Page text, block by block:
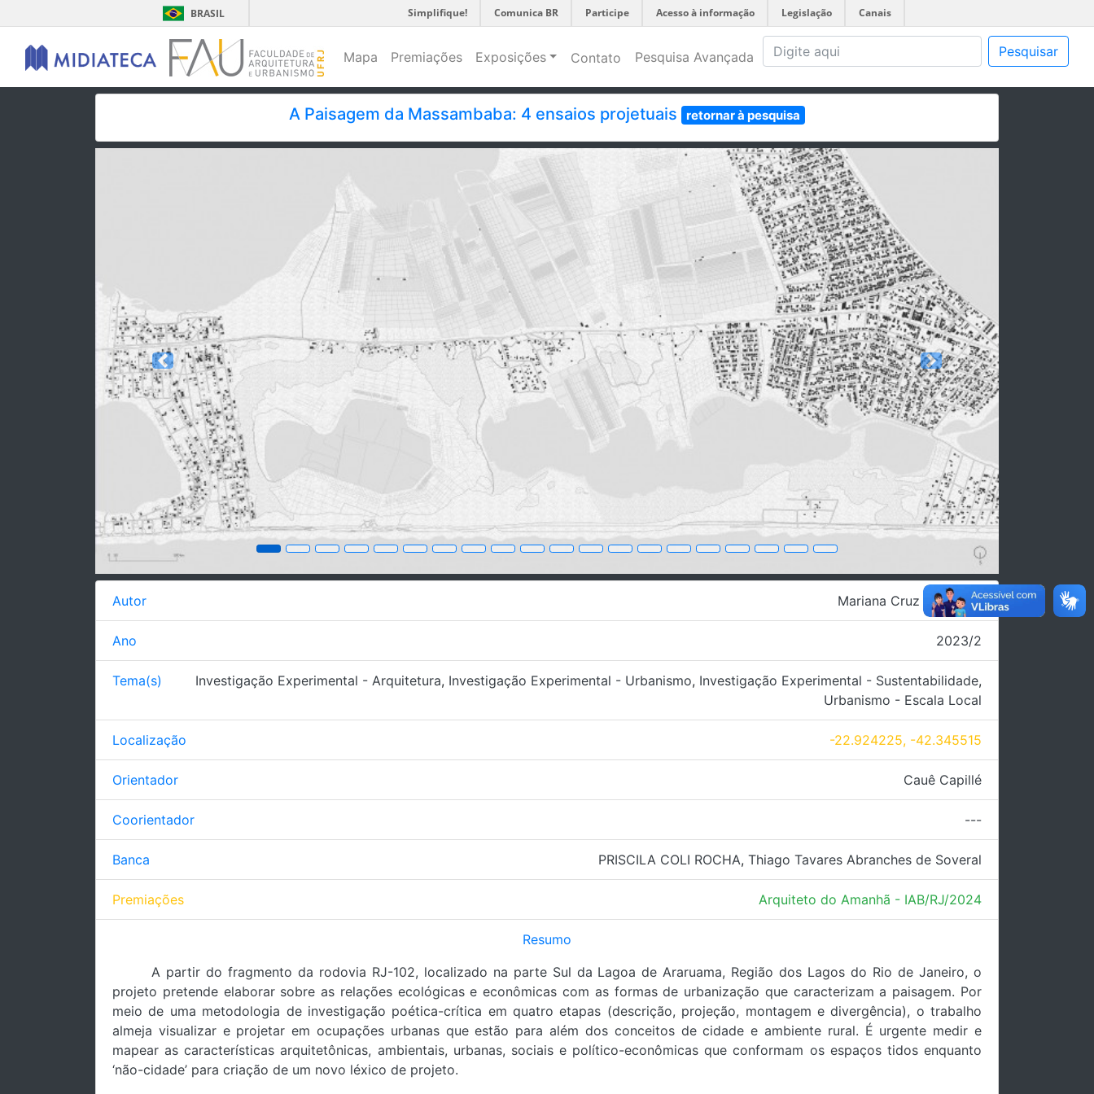
BRASIL Simplifique! Comunica BR Participe Acesso à informação Legislação Canais
Mapa Premiações Exposições Contato Pesquisa Avançada Pesquisar
A Paisagem da Massambaba: 4 ensaios projetuais retornar à pesquisa
Previous Next
Autor Mariana Cruz de Souza
Ano 2023/2
Tema(s) Investigação Experimental - Arquitetura, Investigação Experimental - Urbanismo, Investigação Experimental - Sustentabilidade,
Urbanismo - Escala Local
Localização -22.924225, -42.345515
Orientador Cauê Capillé
Coorientador ---
Banca PRISCILA COLI ROCHA, Thiago Tavares Abranches de Soveral
Premiações Arquiteto do Amanhã - IAB/RJ/2024
Resumo
A partir do fragmento da rodovia RJ-102, localizado na parte Sul da Lagoa de Araruama, Região dos Lagos do Rio de Janeiro, o
projeto pretende elaborar sobre as relações ecológicas e econômicas com as formas de urbanização que caracterizam a paisagem. Por
meio de uma metodologia de investigação poética-crítica em quatro etapas (descrição, projeção, montagem e divergência), o trabalho
almeja visualizar e projetar em ocupações urbanas que estão para além dos conceitos de cidade e ambiente rural. É urgente medir e
mapear as características arquitetônicas, ambientais, urbanas, sociais e político-econômicas que conformam os espaços tidos enquanto
‘não-cidade’ para criação de um novo léxico de projeto.